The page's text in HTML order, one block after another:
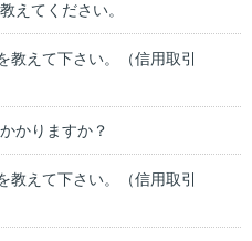
えてください。
えて下さい。（信用取引
かりますか？
えて下さい。（信用取引